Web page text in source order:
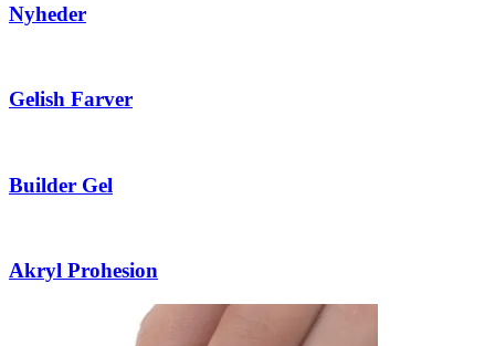
Nyheder
Gelish Farver
Builder Gel
Akryl Prohesion